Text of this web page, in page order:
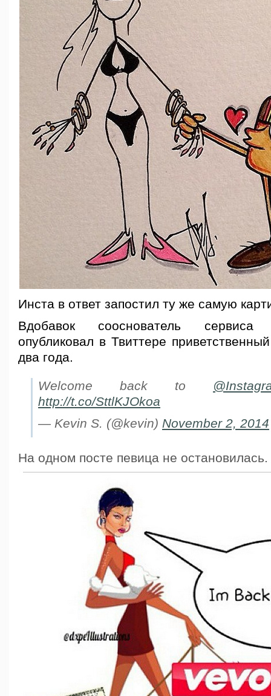
Инста в ответ запостил ту же самую
Вдобавок сооснователь
опубликовал в Твиттере
два года.
Welcome back to
http://t.co/SttlKJOkoa
— Kevin S. (@kevin) November 2, 2014
На одном посте певица не остановилась.